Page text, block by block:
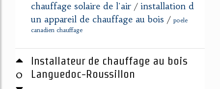
chauffage solaire de l'air / installation d
un appareil de chauffage au bois / poele
canadien chauffage
0
Installateur de chauffage au bois
Languedoc-Roussillon